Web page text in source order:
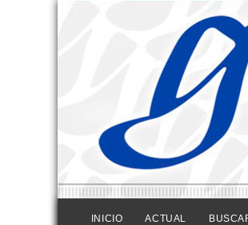
INICIO ACTUAL